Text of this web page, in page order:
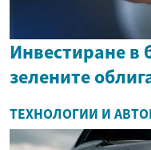
Инвестиране в
зелените
ТЕХНОЛОГИИ И